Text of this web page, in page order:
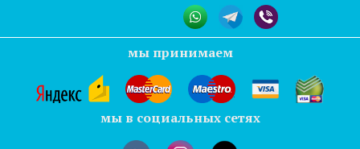
мы принимаем
мы в социальных сетях